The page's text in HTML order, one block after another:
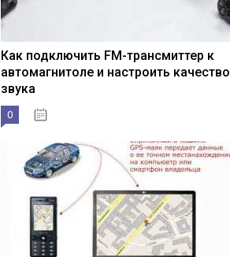
Как подключить FM-трансмиттер к
автомагнитоле и настроить качество
звука
0